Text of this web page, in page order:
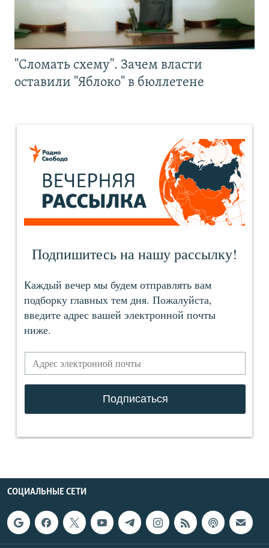
"Сломать схему". Зачем власти
оставили "Яблоко" в бюллетене
СОЦИАЛЬНЫЕ СЕТИ